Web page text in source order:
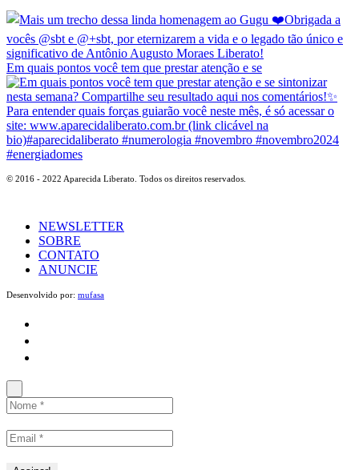
Em quais pontos você tem que prestar atenção e se
© 2016 - 2022 Aparecida Liberato. Todos os direitos reservados.
NEWSLETTER
SOBRE
CONTATO
ANUNCIE
Desenvolvido por: mufasa